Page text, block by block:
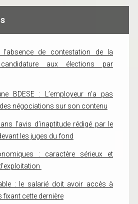
l’absence de contestation de la
candidature aux élections par
BDESE : L’employeur n’a pas
des négociations sur son contenu
l’avis d’inaptitude rédigé par le
les juges du fond
: caractère sérieux et
: le salarié doit avoir accès à
cette dernière